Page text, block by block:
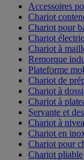
Accessoires
Chariot
Chariot pour
Chariot
Chariot à
Remorque
Plateforme
Chariot de
Chariot à
Chariot à
Servante et
Chariot à
Chariot en
Chariot pour
Chariot pliable